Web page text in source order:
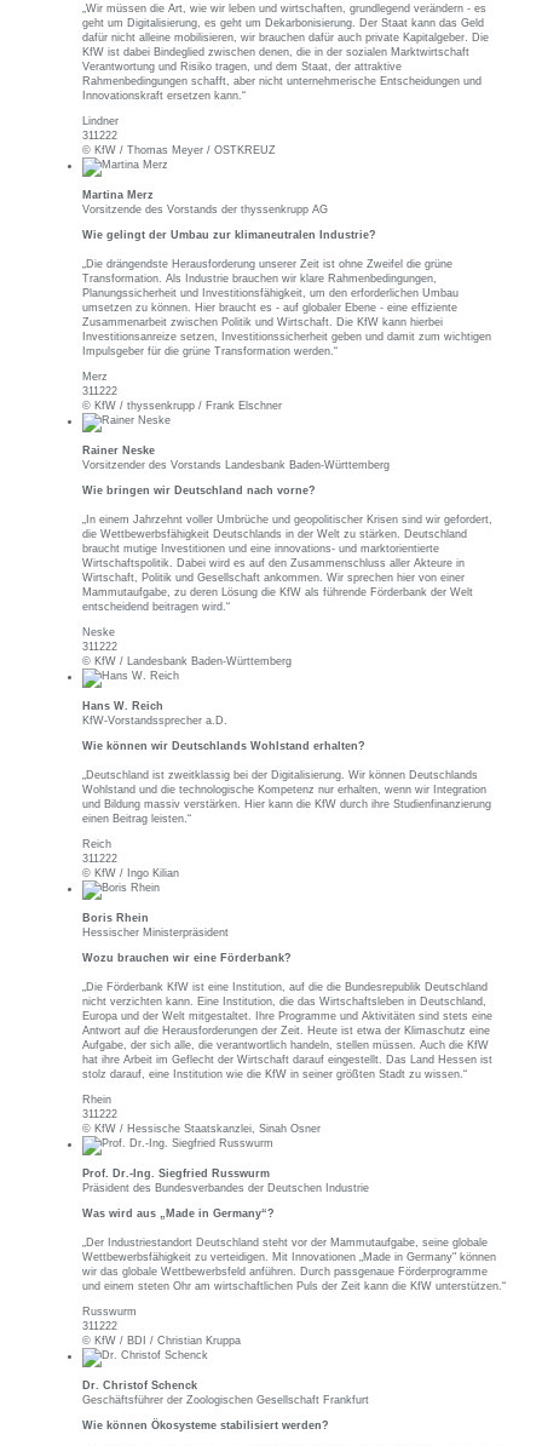
„Wir müssen die Art, wie wir leben und wirtschaften, grundlegend verändern - es
geht um Digitalisierung, es geht um Dekarbonisierung. Der Staat kann das Geld
dafür nicht alleine mobilisieren, wir brauchen dafür auch private Kapitalgeber. Die
KfW ist dabei Bindeglied zwischen denen, die in der sozialen Marktwirtschaft
Verantwortung und Risiko tragen, und dem Staat, der attraktive
Rahmenbedingungen schafft, aber nicht unternehmerische Entscheidungen und
Innovationskraft ersetzen kann.“
Lindner
311222
© KfW / Thomas Meyer / OSTKREUZ
Martina Merz
Vorsitzende des Vorstands der thyssenkrupp AG
Wie gelingt der Umbau zur klimaneutralen Industrie?
„Die drängendste Herausforderung unserer Zeit ist ohne Zweifel die grüne
Transformation. Als Industrie brauchen wir klare Rahmenbedingungen,
Planungssicherheit und Investitionsfähigkeit, um den erforderlichen Umbau
umsetzen zu können. Hier braucht es - auf globaler Ebene - eine effiziente
Zusammenarbeit zwischen Politik und Wirtschaft. Die KfW kann hierbei
Investitionsanreize setzen, Investitionssicherheit geben und damit zum wichtigen
Impulsgeber für die grüne Transformation werden.“
Merz
311222
© KfW / thyssenkrupp / Frank Elschner
Rainer Neske
Vorsitzender des Vorstands Landesbank Baden-Württemberg
Wie bringen wir Deutschland nach vorne?
„In einem Jahrzehnt voller Umbrüche und geopolitischer Krisen sind wir gefordert,
die Wettbewerbsfähigkeit Deutschlands in der Welt zu stärken. Deutschland
braucht mutige Investitionen und eine innovations- und marktorientierte
Wirtschaftspolitik. Dabei wird es auf den Zusammenschluss aller Akteure in
Wirtschaft, Politik und Gesellschaft ankommen. Wir sprechen hier von einer
Mammutaufgabe, zu deren Lösung die KfW als führende Förderbank der Welt
entscheidend beitragen wird.“
Neske
311222
© KfW / Landesbank Baden-Württemberg
Hans W. Reich
KfW-Vorstandssprecher a.D.
Wie können wir Deutschlands Wohlstand erhalten?
„Deutschland ist zweitklassig bei der Digitalisierung. Wir können Deutschlands
Wohlstand und die technologische Kompetenz nur erhalten, wenn wir Integration
und Bildung massiv verstärken. Hier kann die KfW durch ihre Studienfinanzierung
einen Beitrag leisten.“
Reich
311222
© KfW / Ingo Kilian
Boris Rhein
Hessischer Ministerpräsident
Wozu brauchen wir eine Förderbank?
„Die Förderbank KfW ist eine Institution, auf die die Bundesrepublik Deutschland
nicht verzichten kann. Eine Institution, die das Wirtschaftsleben in Deutschland,
Europa und der Welt mitgestaltet. Ihre Programme und Aktivitäten sind stets eine
Antwort auf die Herausforderungen der Zeit. Heute ist etwa der Klimaschutz eine
Aufgabe, der sich alle, die verantwortlich handeln, stellen müssen. Auch die KfW
hat ihre Arbeit im Geflecht der Wirtschaft darauf eingestellt. Das Land Hessen ist
stolz darauf, eine Institution wie die KfW in seiner größten Stadt zu wissen.“
Rhein
311222
© KfW / Hessische Staatskanzlei, Sinah Osner
Prof. Dr.-Ing. Siegfried Russwurm
Präsident des Bundesverbandes der Deutschen Industrie
Was wird aus „Made in Germany“?
„Der Industriestandort Deutschland steht vor der Mammutaufgabe, seine globale
Wettbewerbsfähigkeit zu verteidigen. Mit Innovationen „Made in Germany" können
wir das globale Wettbewerbsfeld anführen. Durch passgenaue Förderprogramme
und einem steten Ohr am wirtschaftlichen Puls der Zeit kann die KfW unterstützen.“
Russwurm
311222
© KfW / BDI / Christian Kruppa
Dr. Christof Schenck
Geschäftsführer der Zoologischen Gesellschaft Frankfurt
Wie können Ökosysteme stabilisiert werden?